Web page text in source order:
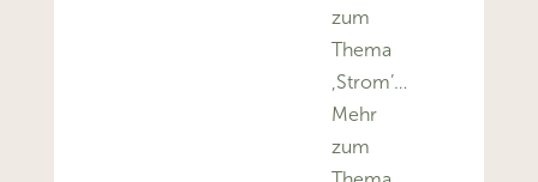
zum
Thema
‚Strom’…
Mehr
zum